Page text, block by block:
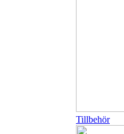
Tillbehör